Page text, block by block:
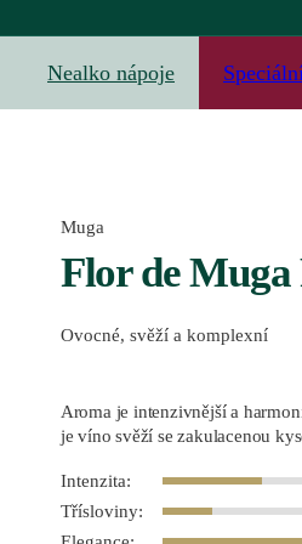
Nealko nápoje
Muga
Flor de Muga
Ovocné, svěží a komplexní
Aroma je intenzivnější a
je víno svěží se zakulacenou
Intenzita:
Třísloviny: